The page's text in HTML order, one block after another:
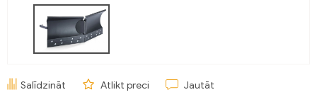
Salīdzināt Atlikt preci Jautāt